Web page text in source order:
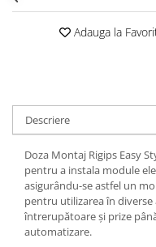
Lămpi și componente
Montaj Lateral Catarg
Montaj pe acoperis
Paratrăsnete ESE — PDA
Electric
Piese de adaptare
Prize, întrerupătoare,
de mișcare și accesorii
Adauga la
Descriere
Doza Montaj Rigips Easy
pentru a instala module
asigurându-se astfel un
pentru utilizarea în diverse
întrerupătoare și prize
automatizare.